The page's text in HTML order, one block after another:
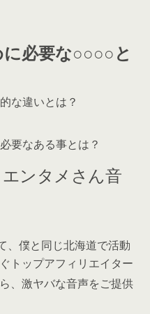
必要な○○○○と
な違いとは？
必要なある事とは？
エンタメさん音
、僕と同じ北海道で活動
トップアフィリエイター
、激ヤバな音声をご提供